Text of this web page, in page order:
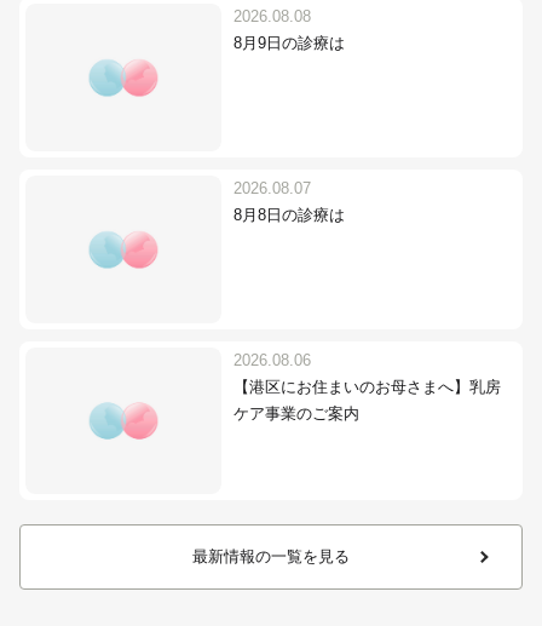
2026.08.08
8月9日の診療は
2026.08.07
8月8日の診療は
2026.08.06
【港区にお住まいのお母さまへ】乳房
ケア事業のご案内
最新情報の一覧を見る